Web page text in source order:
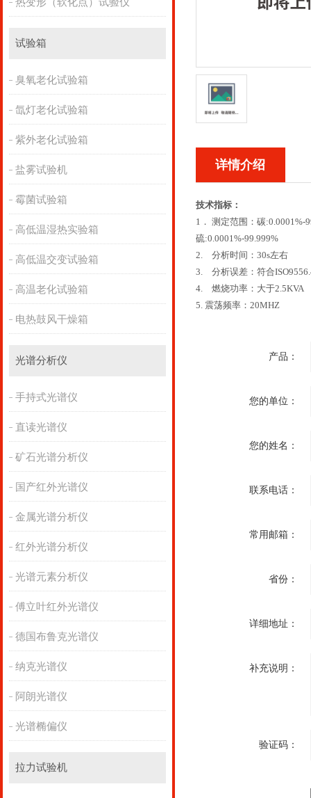
试验箱
臭氧老化试验箱
氙灯老化试验箱
紫外老化试验箱
盐雾试验机
霉菌试验箱
高低温湿热实验箱
高低温交变试验箱
高温老化试验箱
电热鼓风干燥箱
光谱分析仪
手持式光谱仪
直读光谱仪
矿石光谱分析仪
国产红外光谱仪
金属光谱分析仪
红外光谱分析仪
光谱元素分析仪
傅立叶红外光谱仪
德国布鲁克光谱仪
纳克光谱仪
阿朗光谱仪
光谱椭偏仪
拉力试验机
详情介绍
技术指标：
1． 测定范围：碳:0.0001%-
硫:0.0001%-99.999%
2. 分析时间：30s左右
3. 分析误差：符合
4. 燃烧功率：大于2.5KVA
5. 震荡频率：20MHZ
产品：
您的单位：
您的姓名：
联系电话：
常用邮箱：
省份：
详细地址：
补充说明：
验证码：